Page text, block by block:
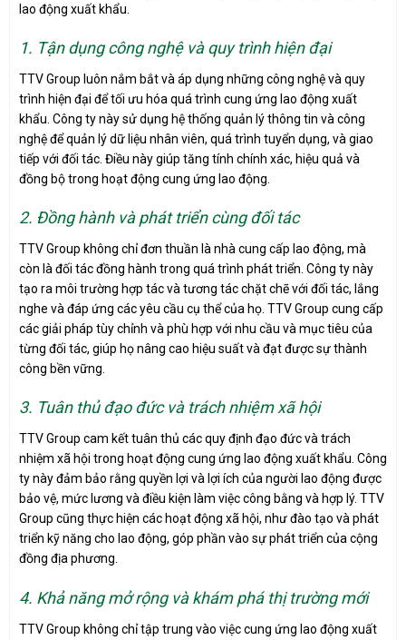
lao động xuất khẩu.
1. Tận dụng công nghệ và quy trình hiện đại
TTV Group luôn nắm bắt và áp dụng những công nghệ và quy
trình hiện đại để tối ưu hóa quá trình cung ứng lao động xuất
khẩu. Công ty này sử dụng hệ thống quản lý thông tin và công
nghệ để quản lý dữ liệu nhân viên, quá trình tuyển dụng, và giao
tiếp với đối tác. Điều này giúp tăng tính chính xác, hiệu quả và
đồng bộ trong hoạt động cung ứng lao động.
2. Đồng hành và phát triển cùng đối tác
TTV Group không chỉ đơn thuần là nhà cung cấp lao động, mà
còn là đối tác đồng hành trong quá trình phát triển. Công ty này
tạo ra môi trường hợp tác và tương tác chặt chẽ với đối tác, lắng
nghe và đáp ứng các yêu cầu cụ thể của họ. TTV Group cung cấp
các giải pháp tùy chỉnh và phù hợp với nhu cầu và mục tiêu của
từng đối tác, giúp họ nâng cao hiệu suất và đạt được sự thành
công bền vững.
3. Tuân thủ đạo đức và trách nhiệm xã hội
TTV Group cam kết tuân thủ các quy định đạo đức và trách
nhiệm xã hội trong hoạt động cung ứng lao động xuất khẩu. Công
ty này đảm bảo rằng quyền lợi và lợi ích của người lao động được
bảo vệ, mức lương và điều kiện làm việc công bằng và hợp lý. TTV
Group cũng thực hiện các hoạt động xã hội, như đào tạo và phát
triển kỹ năng cho lao động, góp phần vào sự phát triển của cộng
đồng địa phương.
4. Khả năng mở rộng và khám phá thị trường mới
TTV Group không chỉ tập trung vào việc cung ứng lao động xuất